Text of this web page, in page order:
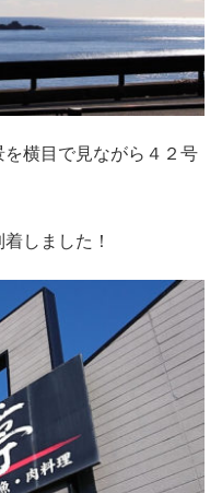
横目で見ながら４２号
しました！